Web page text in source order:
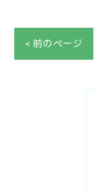
< 前のページ